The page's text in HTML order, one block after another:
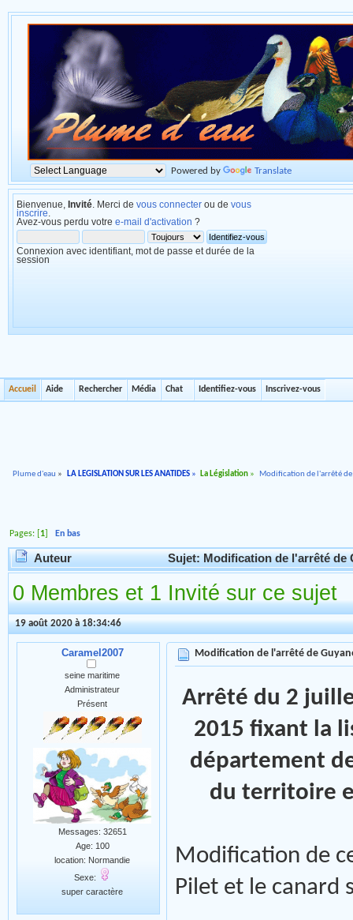
Powered by Translate
Bienvenue, Invité . Merci de vous connecter ou de vous
inscrire
Avez-vous perdu votre e-mail d'activation ?
Connexion avec identifiant, mot de passe et durée de la
session
Accueil Aide Rechercher Média Chat Identifiez-vous Inscrivez-vous
Plume d'eau » LA LEGISLATION SUR LES ANATIDES» La Législation » Modification de l'arrêté de
Pages: [ 1 ]En bas
Auteur Sujet: Modification de l'arrêté de
0 Membres et 1 Invité sur ce sujet
19 août 2020 à 18:34:46
Caramel2007
seine maritime
Administrateur
Présent
Messages: 32651
Age: 100
location: Normandie
Sexe:
super caractère
Modification de l'arrêté de
Arrêté du 2
2015 fixant la
département
du territoire
Modification de
Pilet et le canard